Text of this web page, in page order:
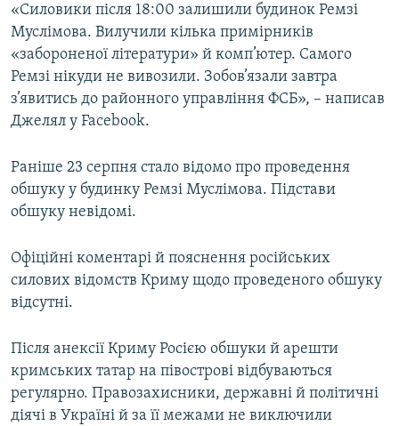
«Силовики після 18:00 залишили будинок Ремзі
Муслімова. Вилучили кілька примірників
«забороненої літератури» й комп’ютер. Самого
Ремзі нікуди не вивозили. Зобов’язали завтра
з’явитись до районного управління ФСБ», – написав
Джелял у Facebook.
Раніше 23 серпня стало відомо про проведення
обшуку у будинку Ремзі Муслімова. Підстави
обшуку невідомі.
Офіційні коментарі й пояснення російських
силових відомств Криму щодо проведеного обшуку
відсутні.
Після анексії Криму Росією обшуки й арешти
кримських татар на півострові відбуваються
регулярно. Правозахисники, державні й політичні
діячі в Україні й за її межами не виключили